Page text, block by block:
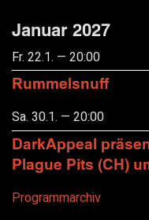
Januar 2027
Fr. 22.1. — 20:00
Rummelsnuff
Sa. 30.1. — 20:00
DarkAppeal
Plague Pits (CH)
Programmarchiv